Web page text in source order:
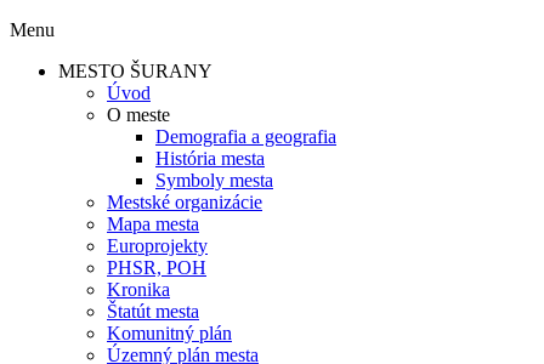
Menu
MESTO ŠURANY
Úvod
O meste
Demografia a geografia
História mesta
Symboly mesta
Mestské organizácie
Mapa mesta
Europrojekty
PHSR, POH
Kronika
Štatút mesta
Komunitný plán
Územný plán mesta